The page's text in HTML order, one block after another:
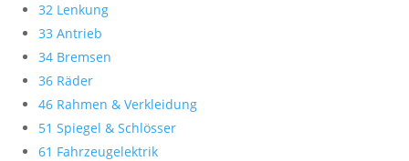
32 Lenkung
33 Antrieb
34 Bremsen
36 Räder
46 Rahmen & Verkleidung
51 Spiegel & Schlösser
61 Fahrzeugelektrik